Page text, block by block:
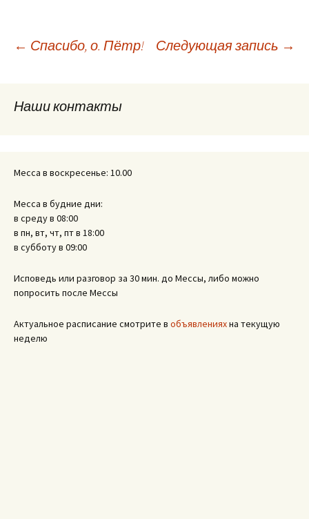
Навигация
по
← Спасибо, о. Пётр! Следующая запись →
Наши контакты
Месса в воскресенье: 10.00
Месса в будние дни:
в среду в 08:00
в пн, вт, чт, пт в 18:00
в субботу в 09:00
Исповедь или разговор за 30 мин. до Мессы, либо можно
попросить после Мессы
Актуальное расписание смотрите в объявленияхна текущую
неделю